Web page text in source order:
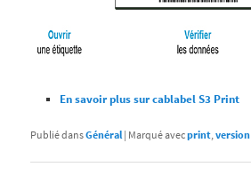
En savoir plus sur cablabel S3 Print
Publié dansGénéral | Marqué avecprint ,version